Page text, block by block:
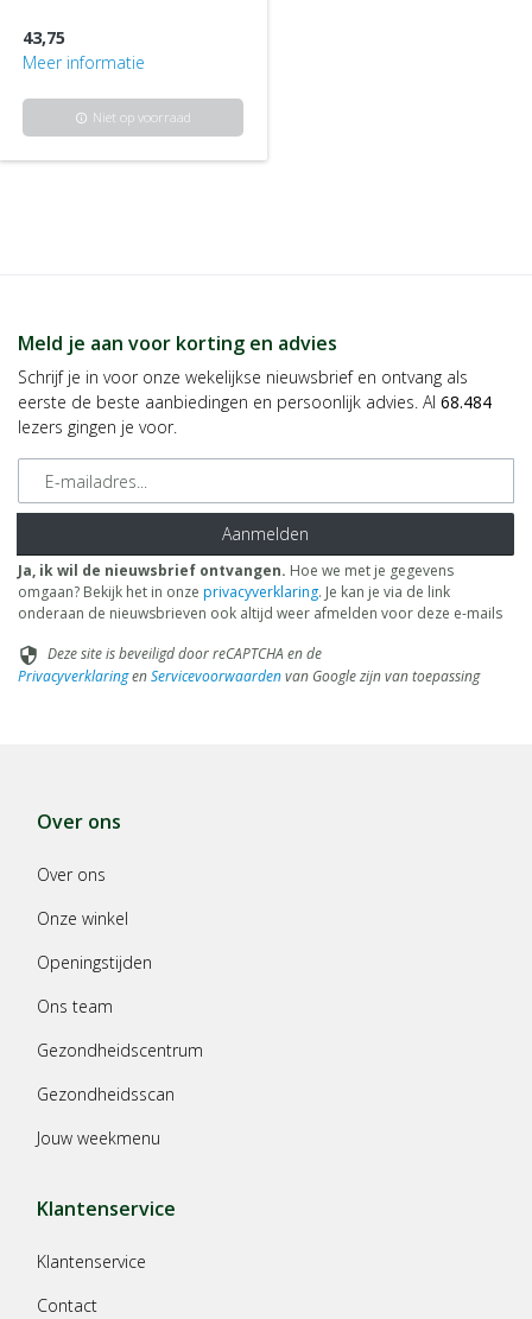
43,75
Meer informatie
info Niet op voorraad
Meld je aan voor korting en advies
Schrijf je in voor onze wekelijkse nieuwsbrief en ontvang als
eerste de beste aanbiedingen en persoonlijk advies. Al 68.484
lezers gingen je voor.
E-mailadres
Aanmelden
Ja, ik wil de nieuwsbrief ontvangen. Hoe we met je gegevens
omgaan? Bekijk het in onze privacyverklaring. Je kan je via de link
onderaan de nieuwsbrieven ook altijd weer afmelden voor deze e-mails
security Deze site is beveiligd door reCAPTCHA en de
PrivacyverklaringenServicevoorwaardenvan Google zijn van toepassing
Over ons
Over ons
Onze winkel
Openingstijden
Ons team
Gezondheidscentrum
Gezondheidsscan
Jouw weekmenu
Klantenservice
Klantenservice
Contact